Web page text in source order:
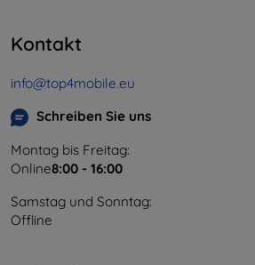
Kontakt
info@top4mobile.eu
Schreiben Sie uns
Montag bis Freitag:
Online8:00 - 16:00
Samstag und Sonntag:
Offline